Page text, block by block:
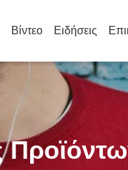
Βίντεο Ειδήσεις